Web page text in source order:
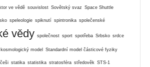
ve vědě souvislost Sovětský svaz Space Shuttle
speleologie spiknutí spintronika společenské
vědy společnost sport spotřeba Srbsko srdce
model Standardní model částicové fyziky
statika statistika stratosféra středověk STS-1